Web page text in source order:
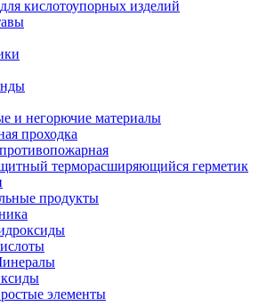
кислотоупорных изделий
и негорючие материалы
проходка
терморасширяющийся герметик
продукты
элементы